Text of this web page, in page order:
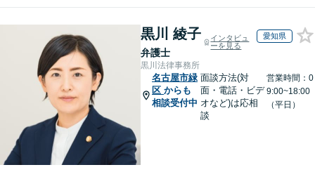
黒川 綾子
弁護士
インタビュ
ーを見る
愛知県
黒川法律事務所
名古屋市緑
区 からも
相談受付中
面談方法(対
面・電話・ビデ
オなど)は応相
談
営業時間：0
9:00~18:00
（平日）